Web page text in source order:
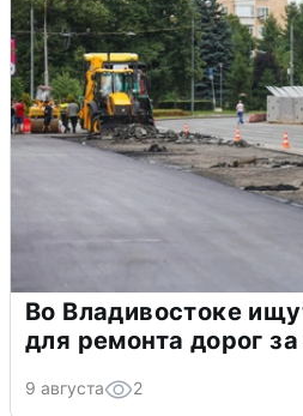
Во Владивостоке
для ремонта дорог
9 августа 2